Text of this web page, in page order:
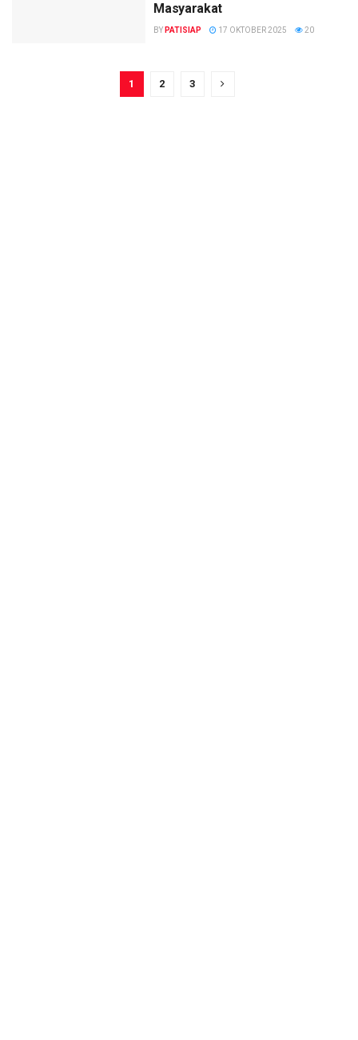
Masyarakat
BY PATISIAP 17 OKTOBER 2025 20
1 2 3